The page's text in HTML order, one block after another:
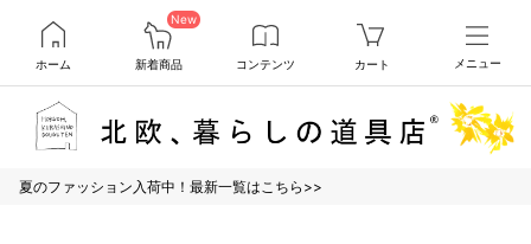
ホーム
New
新着商品 コンテンツ カート メニュー
夏のファッション入荷中！最新一覧はこちら>>